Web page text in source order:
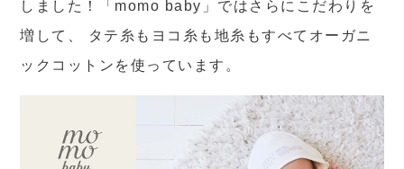
しました！「momo baby」ではさらにこだわりを
増して、 タテ糸もヨコ糸も地糸もすべてオーガニ
ックコットンを使っています。